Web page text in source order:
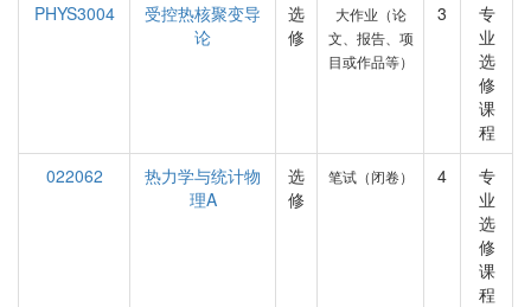
PHYS3004
受控热核聚变导
论
选
修
大作业（论
文、报告、项
目或作品等）
3
专
业
选
修
课
程
022062
热力学与统计物
理A
选
修
笔试（闭卷） 4
专
业
选
修
课
程